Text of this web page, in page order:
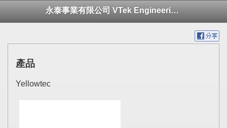
永泰事業有限公司 VTek Engineering Ltd.
產品
Yellowtec